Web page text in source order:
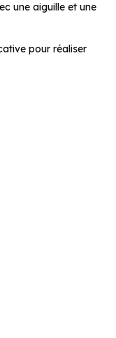
une aiguille et une
pour réaliser